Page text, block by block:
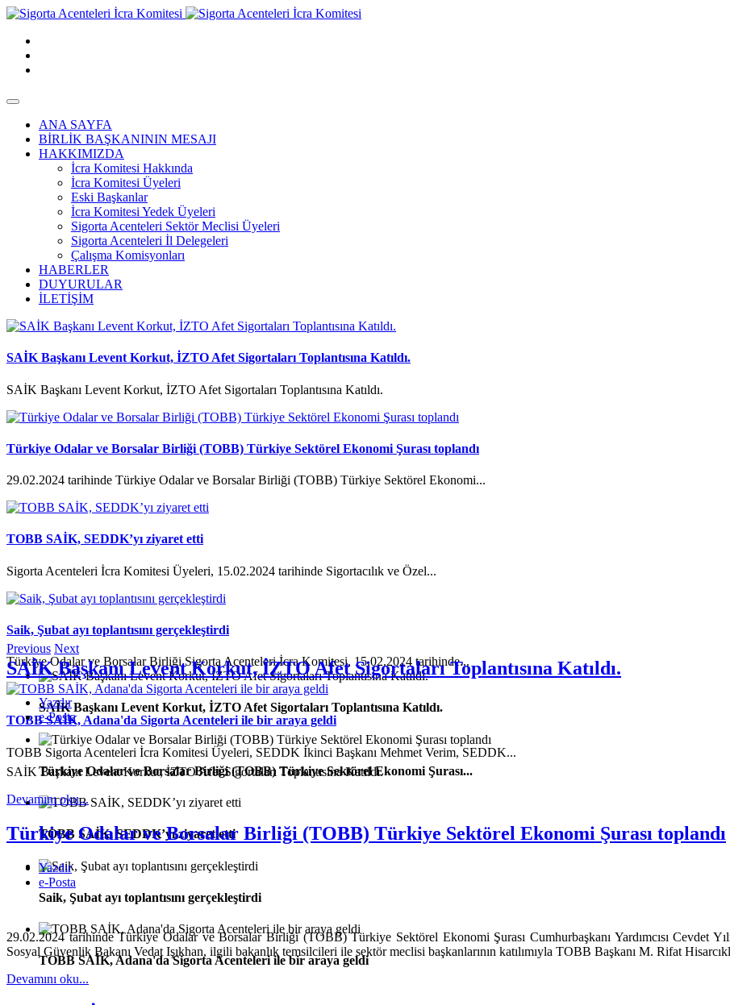
ANA SAYFA
BİRLİK BAŞKANININ MESAJI
HAKKIMIZDA
İcra Komitesi Hakkında
İcra Komitesi Üyeleri
Eski Başkanlar
İcra Komitesi Yedek Üyeleri
Sigorta Acenteleri Sektör Meclisi Üyeleri
Sigorta Acenteleri İl Delegeleri
Çalışma Komisyonları
HABERLER
DUYURULAR
İLETİŞİM
SAİK Başkanı Levent Korkut, İZTO Afet Sigortaları Toplantısına Katıldı.
SAİK Başkanı Levent Korkut, İZTO Afet Sigortaları Toplantısına Katıldı.
Türkiye Odalar ve Borsalar Birliği (TOBB) Türkiye Sektörel Ekonomi Şurası toplandı
29.02.2024 tarihinde Türkiye Odalar ve Borsalar Birliği (TOBB) Türkiye Sektörel Ekonomi...
TOBB SAİK, SEDDK’yı ziyaret etti
Sigorta Acenteleri İcra Komitesi Üyeleri, 15.02.2024 tarihinde Sigortacılık ve Özel...
Saik, Şubat ayı toplantısını gerçekleştirdi
Türkiye Odalar ve Borsalar Birliği Sigorta Acenteleri İcra Komitesi, 15.02.2024 tarihinde...
TOBB SAİK, Adana'da Sigorta Acenteleri ile bir araya geldi
TOBB Sigorta Acenteleri İcra Komitesi Üyeleri, SEDDK İkinci Başkanı Mehmet Verim, SEDDK...
Previous Next
SAİK Başkanı Levent Korkut, İZTO Afet Sigortaları Toplantısına Katıldı.
Türkiye Odalar ve Borsalar Birliği (TOBB) Türkiye Sektörel Ekonomi Şurası...
TOBB SAİK, SEDDK’yı ziyaret etti
Saik, Şubat ayı toplantısını gerçekleştirdi
TOBB SAİK, Adana'da Sigorta Acenteleri ile bir araya geldi
SAİK Başkanı Levent Korkut, İZTO Afet Sigortaları Toplantısına Katıldı.
Yazdır
e-Posta
SAİK Başkanı Levent Korkut, İZTO Afet Sigortaları Toplantısına Katıldı.
Devamını oku...
Türkiye Odalar ve Borsalar Birliği (TOBB) Türkiye Sektörel Ekonomi Şurası toplandı
Yazdır
e-Posta
29.02.2024 tarihinde Türkiye Odalar ve Borsalar Birliği (TOBB) Türkiye Sektörel Ekonomi Şurası Cumhurbaşkanı Yardımcısı Cevdet
Sosyal Güvenlik Bakanı Vedat Işıkhan, ilgili bakanlık temsilcileri ile sektör meclisi başkanlarının katılımıyla TOBB Başkanı M. Rifat
Devamını oku...